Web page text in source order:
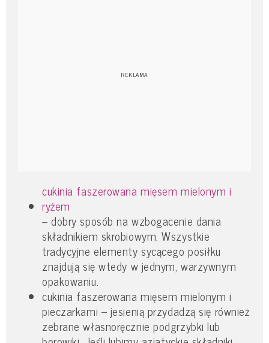
cukinia faszerowana mięsem mielonym i
ryżem
– dobry sposób na wzbogacenie dania
składnikiem skrobiowym. Wszystkie
tradycyjne elementy sycącego posiłku
znajdują się wtedy w jednym, warzywnym
opakowaniu.
cukinia faszerowana mięsem mielonym i
pieczarkami – jesienią przydadzą się również
zebrane własnoręcznie podgrzybki lub